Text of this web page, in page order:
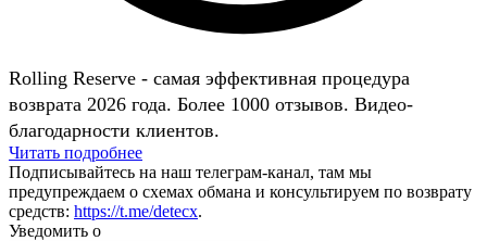
Rolling Reserve - самая эффективная процедура
возврата 2026 года. Более 1000 отзывов. Видео-
благодарности клиентов.
Читать подробнее
Подписывайтесь на наш телеграм-канал, там мы
предупреждаем о схемах обмана и консультируем по возврату
средств: https://t.me/detecx.
Уведомить о